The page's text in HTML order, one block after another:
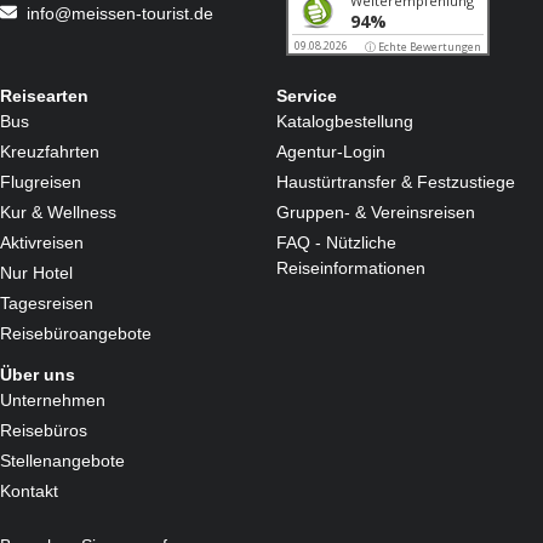
mit hoher Anfallsfrequenz • Onkologische Erkrankungen
• Elektrotherapie • Wärmetherapie • Lichttherapie • Inhalationen
info@meissen-tourist.de
Reisearten
Bus
Kreuzfahrten
Flugreisen
Kur & Wellness
Aktivreisen
Nur Hotel
Tagesreisen
Reisebüroangebote
Service
Katalogbestellung
Agentur-Login
Haustürtransfer & Festzustiege
Gruppen- & Vereinsreisen
FAQ - Nützliche
Reiseinformationen
Über uns
Unternehmen
Reisebüros
Stellenangebote
Kontakt